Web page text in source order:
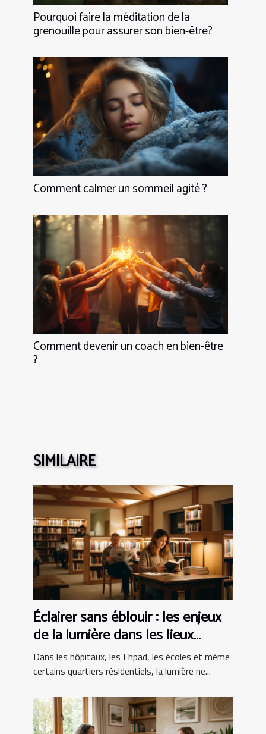
Pourquoi faire la méditation de la
grenouille pour assurer son bien-être?
Comment calmer un sommeil agité ?
Comment devenir un coach en bien-être
?
SIMILAIRE
Éclairer sans éblouir : les enjeux
de la lumière dans les lieux
sensibles
Dans les hôpitaux, les Ehpad, les écoles et même
certains quartiers résidentiels, la lumière ne...